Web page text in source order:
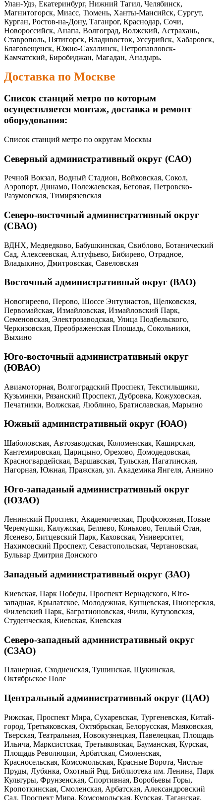
Улан-Удэ, Екатеринбург, Нижний Тагил, Челябинск,
Магнитогорск, Миасс, Тюмень, Ханты-Мансийск, Сургут,
Курган, Ростов-на-Дону, Таганрог, Краснодар, Сочи,
Новороссийск, Анапа, Волгоград, Волжский, Астрахань,
Ставрополь, Пятигорск, Владивосток, Уссурийск, Хабаровск,
Благовещенск, Южно-Сахалинск, Петропавловск-
Камчатский, Биробиджан, Магадан, Анадырь.
Доставка по Москве
Список станций метро по которым
осуществляется монтаж, доставка и ремонт
оборудования:
Список станций метро по округам Москвы
Северный административный округ (САО)
Речной Вокзал, Водный Стадион, Войковская, Сокол,
Аэропорт, Динамо, Полежаевская, Беговая, Петровско-
Разумовская, Тимирязевская
Северо-восточный административный округ
(СВАО)
ВДНХ, Медведково, Бабушкинская, Свиблово, Ботанический
Сад, Алексеевская, Алтуфьево, Бибирево, Отрадное,
Владыкино, Дмитровская, Савеловская
Восточный административный округ (ВАО)
Новогиреево, Перово, Шоссе Энтузиастов, Щелковская,
Первомайская, Измайловская, Измайловский Парк,
Семеновская, Электрозаводская, Улица Подбельского,
Черкизовская, Преображенская Площадь, Сокольники,
Выхино
Юго-восточный административный округ
(ЮВАО)
Авиамоторная, Волгоградский Проспект, Текстильщики,
Кузьминки, Рязанский Проспект, Дубровка, Кожуховская,
Печатники, Волжская, Люблино, Братиславская, Марьино
Южный административный округ (ЮАО)
Шаболовская, Автозаводская, Коломенская, Каширская,
Кантемировская, Царицыно, Орехово, Домодедовская,
Красногвардейская, Варшавская, Тульская, Нагатинская,
Нагорная, Южная, Пражская, ул. Академика Янгеля, Аннино
Юго-западаный административный округ
(ЮЗАО)
Ленинский Проспект, Академическая, Профсоюзная, Новые
Черемушки, Калужская, Беляево, Коньково, Теплый Стан,
Ясенево, Битцевский Парк, Каховская, Университет,
Нахимовский Проспект, Севастопольская, Чертановская,
Бульвар Дмитрия Донского
Западный административный округ (ЗАО)
Киевская, Парк Победы, Проспект Вернадского, Юго-
западная, Крылатское, Молодежная, Кунцевская, Пионерская,
Филевский Парк, Багратионовская, Фили, Кутузовская,
Студенческая, Киевская, Киевская
Северо-западный административный округ
(СЗАО)
Планерная, Сходненская, Тушинская, Щукинская,
Октябрьское Поле
Центральный административный округ (ЦАО)
Рижская, Проспект Мира, Сухаревская, Тургеневская, Китай-
город, Третьяковская, Октябрьская, Белорусская, Маяковская,
Тверская, Театральная, Новокузнецкая, Павелецкая, Площадь
Ильича, Марксистская, Третьяковская, Бауманская, Курская,
Площадь Революции, Арбатская, Смоленская,
Красносельская, Комсомольская, Красные Ворота, Чистые
Пруды, Лубянка, Охотный Ряд, Библиотека им. Ленина, Парк
Культуры, Фрунзенская, Спортивная, Воробьевы Горы,
Кропоткинская, Смоленская, Арбатская, Александровский
Сад, Проспект Мира, Комсомольская, Курская, Таганская,